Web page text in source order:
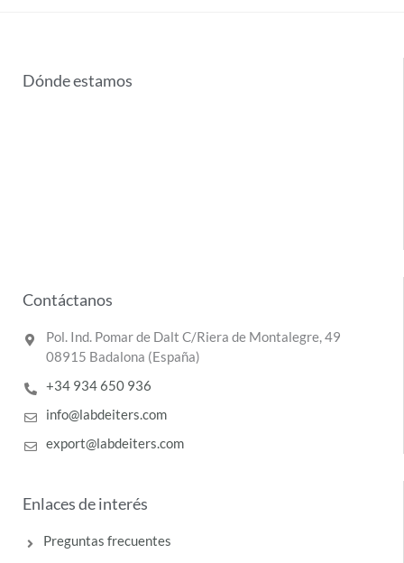
Dónde estamos
Contáctanos
Pol. Ind. Pomar de Dalt C/Riera de Montalegre, 49
08915 Badalona (España)
+34 934 650 936
info@labdeiters.com
export@labdeiters.com
Enlaces de interés
Preguntas frecuentes